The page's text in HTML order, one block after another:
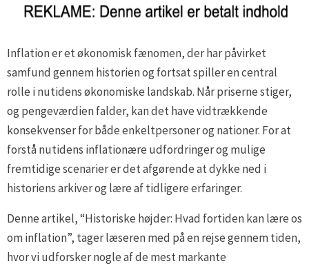
Inflation er et økonomisk fænomen, der har påvirket
samfund gennem historien og fortsat spiller en central
rolle i nutidens økonomiske landskab. Når priserne stiger,
og pengeværdien falder, kan det have vidtrækkende
konsekvenser for både enkeltpersoner og nationer. For at
forstå nutidens inflationære udfordringer og mulige
fremtidige scenarier er det afgørende at dykke ned i
historiens arkiver og lære af tidligere erfaringer.
Denne artikel, “Historiske højder: Hvad fortiden kan lære os
om inflation”, tager læseren med på en rejse gennem tiden,
hvor vi udforsker nogle af de mest markante